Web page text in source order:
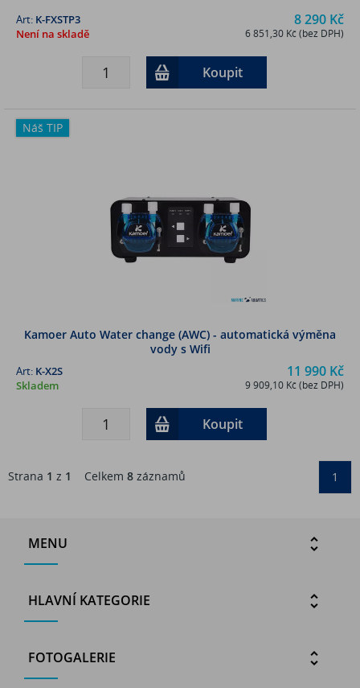
8 290 Kč
6 851,30 Kč (bez DPH)
Art: K-FXSTP3
Není na skladě
Koupit
Náš TIP
Kamoer Auto Water change (AWC) - automatická výměna
vody s Wifi
11 990 Kč
9 909,10 Kč (bez DPH)
Art: K-X2S
Skladem
Koupit
Strana 1 z 1 Celkem 8 záznamů 1
MENU
HLAVNÍ KATEGORIE
FOTOGALERIE